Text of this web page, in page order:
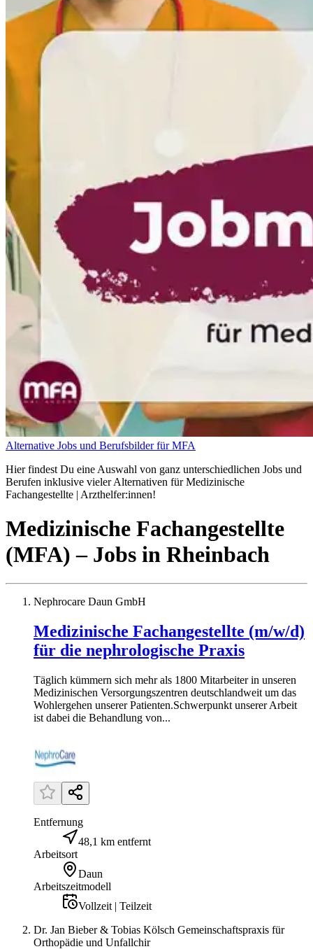
Alternative Jobs und Berufsbilder für MFA
Hier findest Du eine Auswahl von ganz unterschiedlichen Jobs und
Berufen inklusive vieler Alternativen für Medizinische
Fachangestellte | Arzthelfer:innen!
Medizinische Fachangestellte
(MFA) – Jobs in Rheinbach
Nephrocare Daun GmbH
Medizinische Fachangestellte (m/w/d)
für die nephrologische Praxis
Täglich kümmern sich mehr als 1800 Mitarbeiter in unseren
Medizinischen Versorgungszentren deutschlandweit um das
Wohlergehen unserer Patienten.Schwerpunkt unserer Arbeit
ist dabei die Behandlung von...
Entfernung
48,1 km entfernt
Arbeitsort
Daun
Arbeitszeitmodell
Vollzeit | Teilzeit
Dr. Jan Bieber & Tobias Kölsch Gemeinschaftspraxis für
Orthopädie und Unfallchir